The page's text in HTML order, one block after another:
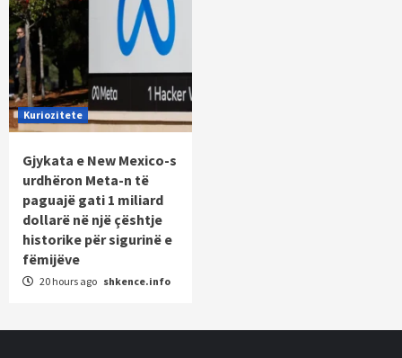
Kuriozitete
Gjykata e New Mexico-s
urdhëron Meta-n të
paguajë gati 1 miliard
dollarë në një çështje
historike për sigurinë e
fëmijëve
20 hours ago shkence.info